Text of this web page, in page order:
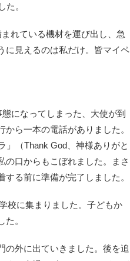
。
れている機材を運び出し、急
に見えるのは私だけ。皆マイペ
になってしまった、大使が到
ら一本の電話がありました。
」（Thank God、神様ありがと
の口からもこぼれました。まさ
る前に準備が完了しました。
校に集まりました。子どもか
。
の外に出ていきました。後を追